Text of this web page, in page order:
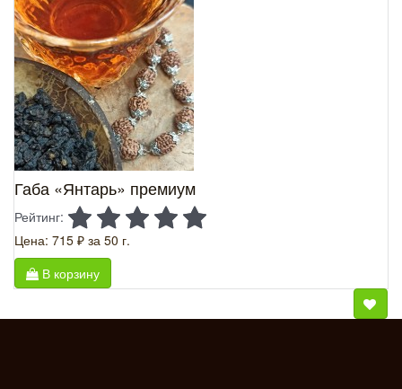
Габа «Янтарь» премиум
Рейтинг:
Цена: 715 ₽ за 50 г.
В корзину